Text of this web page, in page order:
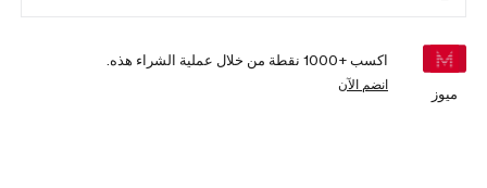
ميوز
اكسب +1000 نقطة من خلال عملية الشراء هذه.
انضم الآن